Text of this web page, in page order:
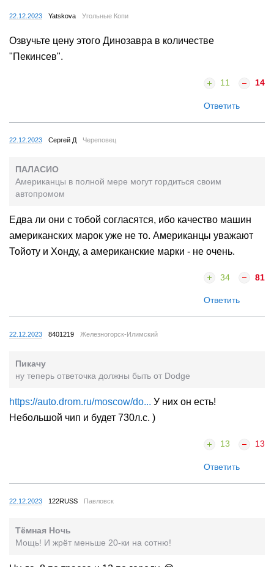
22.12.2023 Yatskova Угольные Копи
Озвучьте цену этого Динозавра в количестве
"Пекинсев".
11 14
Ответить
22.12.2023 Сергей Д Череповец
ПАЛАСИО
Американцы в полной мере могут гордиться своим
автопромом
Едва ли они с тобой согласятся, ибо качество машин
американских марок уже не то. Американцы уважают
Тойоту и Хонду, а американские марки - не очень.
34 81
Ответить
22.12.2023 8401219 Железногорск-Илимский
Пикачу
ну теперь ответочка должны быть от Dodge
https://auto.drom.ru/moscow/do... У них он есть!
Небольшой чип и будет 730л.с. )
13 13
Ответить
22.12.2023 122RUSS Павловск
Тёмная Ночь
Мощь! И жрёт меньше 20-ки на сотню!